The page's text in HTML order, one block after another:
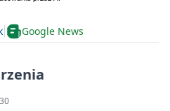
Google News